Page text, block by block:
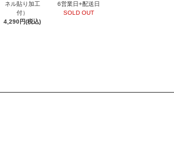
ネル貼り加工
付）
4,290円(税込)
6営業日+配送日
SOLD OUT